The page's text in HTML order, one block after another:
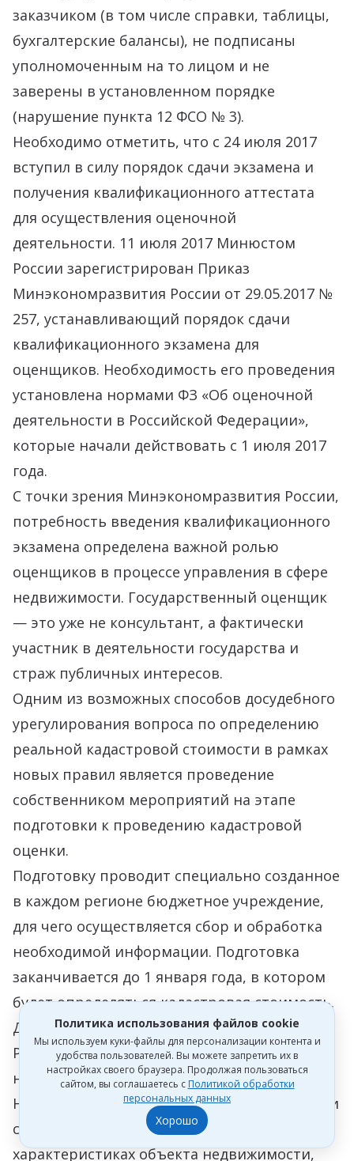
заказчиком (в том числе справки, таблицы,
бухгалтерские балансы), не подписаны
уполномоченным на то лицом и не
заверены в установленном порядке
(нарушение пункта 12 ФСО № 3).
Необходимо отметить, что с 24 июля 2017
вступил в силу порядок сдачи экзамена и
получения квалификационного аттестата
для осуществления оценочной
деятельности. 11 июля 2017 Минюстом
России зарегистрирован Приказ
Минэкономразвития России от 29.05.2017 №
257, устанавливающий порядок сдачи
квалификационного экзамена для
оценщиков. Необходимость его проведения
установлена нормами ФЗ «Об оценочной
деятельности в Российской Федерации»,
которые начали действовать с 1 июля 2017
года.
С точки зрения Минэкономразвития России,
потребность введения квалификационного
экзамена определена важной ролью
оценщиков в процессе управления в сфере
недвижимости. Государственный оценщик
— это уже не консультант, а фактически
участник в деятельности государства и
страж публичных интересов.
Одним из возможных способов досудебного
урегулирования вопроса по определению
реальной кадастровой стоимости в рамках
новых правил является проведение
собственником мероприятий на этапе
подготовки к проведению кадастровой
оценки.
Подготовку проводит специально созданное
в каждом регионе бюджетное учреждение,
для чего осуществляется сбор и обработка
необходимой информации. Подготовка
заканчивается до 1 января года, в котором
будет определяться кадастровая стоимость.
Далее по запросу уполномоченного органа
Росреестр готовит перечни объектов
недвижимости, которые будут оцениваться.
На стадии подготовки к проведению оценки
собственник вправе подать декларацию о
характеристиках объекта недвижимости,
Политика использования файлов cookie
Мы используем куки-файлы для персонализации контента и
удобства пользователей. Вы можете запретить их в
настройках своего браузера. Продолжая пользоваться
сайтом, вы соглашаетесь с Политикой обработки
персональных данных
Хорошо